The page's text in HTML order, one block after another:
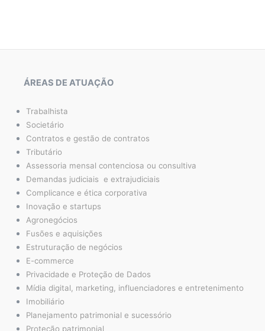
ÁREAS DE ATUAÇÃO
Trabalhista
Societário
Contratos e gestão de contratos
Tributário
Assessoria mensal contenciosa ou consultiva
Demandas judiciais e extrajudiciais
Complicance e ética corporativa
Inovação e startups
Agronegócios
Fusões e aquisições
Estruturação de negócios
E-commerce
Privacidade e Proteção de Dados
Mídia digital, marketing, influenciadores e entretenimento
Imobiliário
Planejamento patrimonial e sucessório
Proteção patrimonial